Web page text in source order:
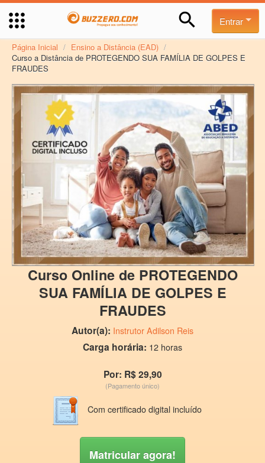
Entrar
Página Inicial / Ensino a Distância (EAD) /
Curso a Distância de PROTEGENDO SUA FAMÍLIA DE GOLPES E
FRAUDES
Curso Online de PROTEGENDO
SUA FAMÍLIA DE GOLPES E
FRAUDES
Autor(a): Instrutor Adilson Reis
Carga horária: 12 horas
Por: R$ 29,90
(Pagamento único)
Com certificado digital incluído
Matricular agora!